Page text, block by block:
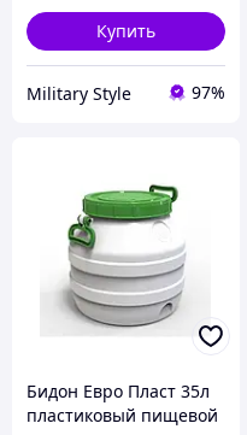
Купить
Military Style 97%
Бидон Евро Пласт 35л
пластиковый пищевой